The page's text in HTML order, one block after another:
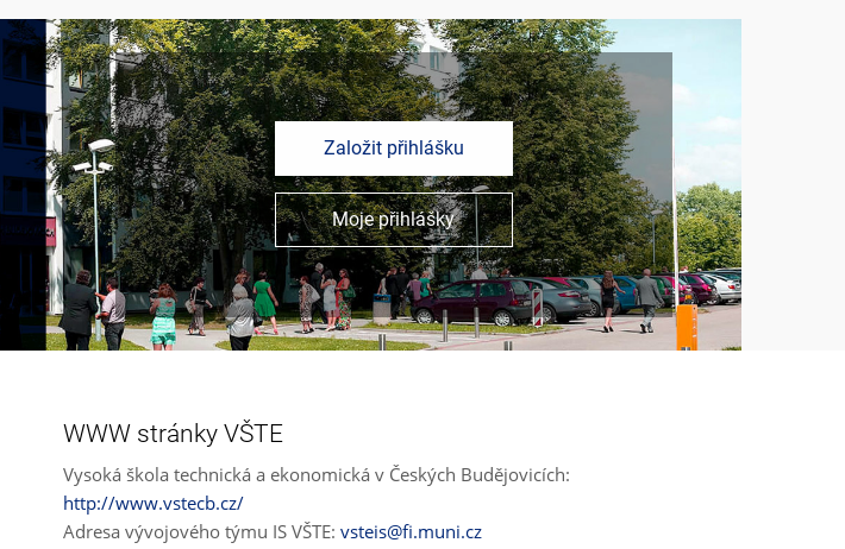
Založit přihlášku
Moje přihlášky
WWW stránky VŠTE
Vysoká škola technická a ekonomická v Českých Budějovicích:
http://www.vstecb.cz/
Adresa vývojového týmu IS VŠTE: vsteis@fi.muni.cz